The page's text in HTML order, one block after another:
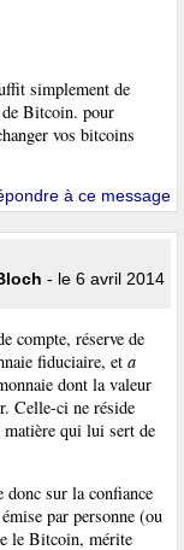
simplement de
de Bitcoin. pour
vos bitcoins
à ce message
- le 6 avril 2014
compte, réserve de
fiduciaire, et a
dont la valeur
Celle-ci ne réside
matière qui lui sert de
donc sur la confiance
par personne (ou
le Bitcoin, mérite